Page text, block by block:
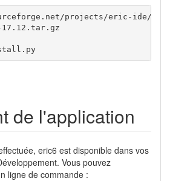
projects/eric-ide/
de l'application
eric6 est disponible dans vos
Vous pouvez
ligne de commande :